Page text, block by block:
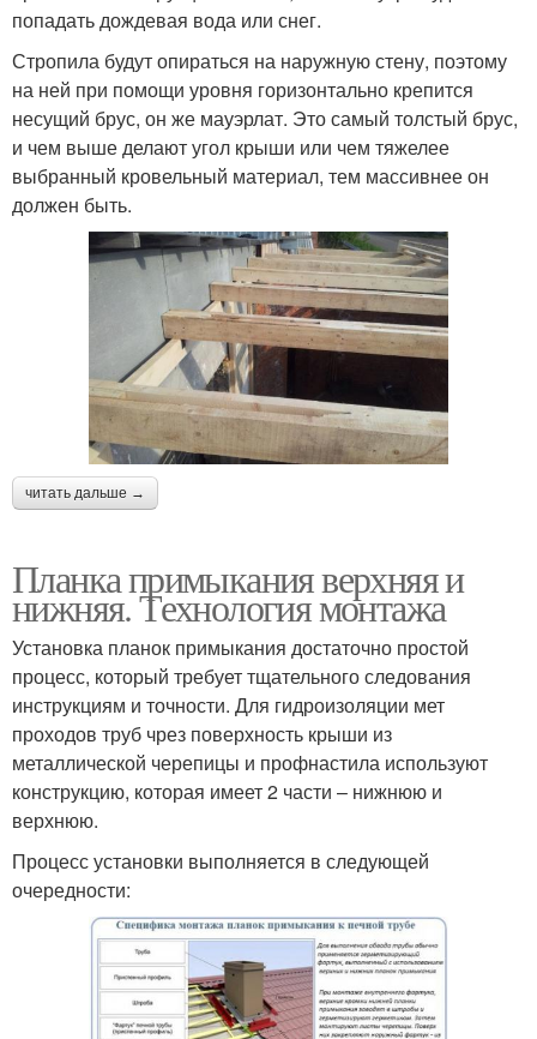
попадать дождевая вода или снег.
Стропила будут опираться на наружную стену, поэтому
на ней при помощи уровня горизонтально крепится
несущий брус, он же мауэрлат. Это самый толстый брус,
и чем выше делают угол крыши или чем тяжелее
выбранный кровельный материал, тем массивнее он
должен быть.
читать дальше →
Планка примыкания верхняя и
нижняя. Технология монтажа
Установка планок примыкания достаточно простой
процесс, который требует тщательного следования
инструкциям и точности. Для гидроизоляции мет
проходов труб чрез поверхность крыши из
металлической черепицы и профнастила используют
конструкцию, которая имеет 2 части – нижнюю и
верхнюю.
Процесс установки выполняется в следующей
очередности: